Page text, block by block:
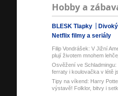
Hobby a
BLESK Tlapky
Netflix filmy a seriály
Filip Vondrášek: V Jižní
plují životem mnohem
Osvěžení ve Schladmingu:
ferraty i koulovačka v létě
Tipy na víkend: Harry
výstavě! Folklor, bitvy i